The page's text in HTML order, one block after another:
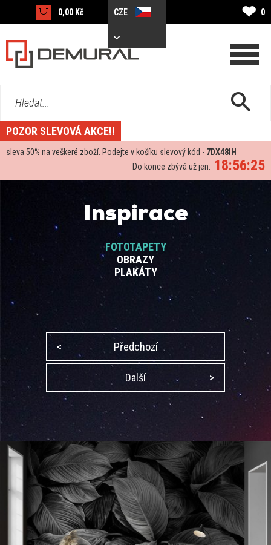
0,00 Kč CZE ❤ 0
Hledat...
POZOR SLEVOVÁ AKCE!!
sleva 50% na veškeré zboží. Podejte v košíku slevový kód - 7DX48IH
18:56:24
Do konce zbývá už jen:
Inspirace
FOTOTAPETY
OBRAZY
PLAKÁTY
< Předchozí
Další >